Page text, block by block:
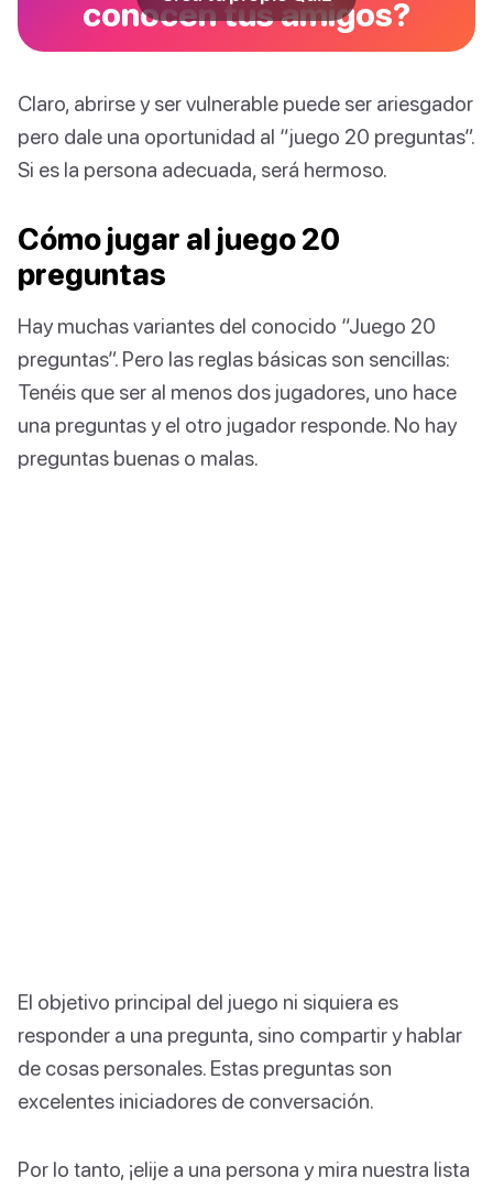
conocen tus amigos?
Claro, abrirse y ser vulnerable puede ser ariesgador
pero dale una oportunidad al “juego 20 preguntas”.
Si es la persona adecuada, será hermoso.
Cómo jugar al juego 20
preguntas
Hay muchas variantes del conocido “Juego 20
preguntas”. Pero las reglas básicas son sencillas:
Tenéis que ser al menos dos jugadores, uno hace
una preguntas y el otro jugador responde. No hay
preguntas buenas o malas.
El objetivo principal del juego ni siquiera es
responder a una pregunta, sino compartir y hablar
de cosas personales. Estas preguntas son
excelentes iniciadores de conversación.
Por lo tanto, ¡elije a una persona y mira nuestra lista